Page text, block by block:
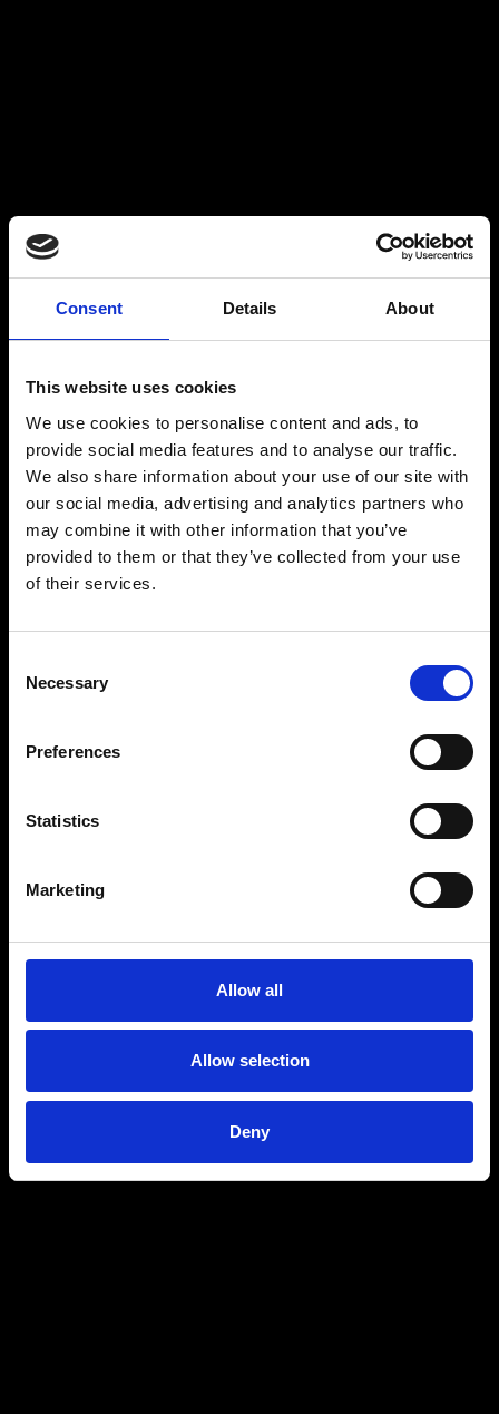
Consent Details About
This website uses cookies
We use cookies to personalise content and ads, to
provide social media features and to analyse our traffic.
We also share information about your use of our site with
our social media, advertising and analytics partners who
may combine it with other information that you’ve
provided to them or that they’ve collected from your use
of their services.
Selection
Necessary
Preferences
Statistics
Marketing
Allow all
Allow selection
Deny